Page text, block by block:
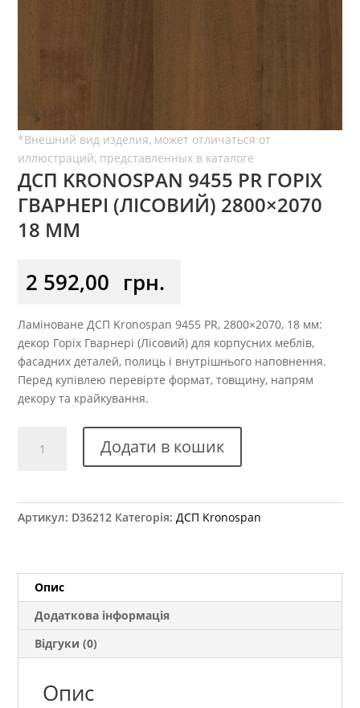
ДСП KRONOSPAN 9455 PR ГОРІХ
ГВАРНЕРІ (ЛІСОВИЙ) 2800×2070
18 ММ
2 592,00 грн.
Ламіноване ДСП Kronospan 9455 PR, 2800×2070, 18 мм:
декор Горіх Гварнері (Лісовий) для корпусних меблів,
фасадних деталей, полиць і внутрішнього наповнення.
Перед купівлею перевірте формат, товщину, напрям
декору та крайкування.
Kronospan
Гварнері
мм
кількість
Додати в кошик
Артикул: D36212 Категорія: ДСП Kronospan
Опис
Додаткова інформація
Відгуки (0)
Опис